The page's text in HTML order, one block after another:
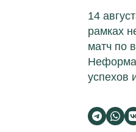
14
рамках
матч по
успехов